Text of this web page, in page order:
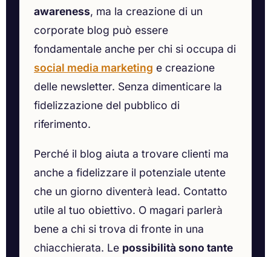
awareness, ma la creazione di un
corporate blog può essere
fondamentale anche per chi si occupa di
social media marketing e creazione
delle newsletter. Senza dimenticare la
fidelizzazione del pubblico di
riferimento.
Perché il blog aiuta a trovare clienti ma
anche a fidelizzare il potenziale utente
che un giorno diventerà lead. Contatto
utile al tuo obiettivo. O magari parlerà
bene a chi si trova di fronte in una
chiacchierata. Le possibilità sono tante